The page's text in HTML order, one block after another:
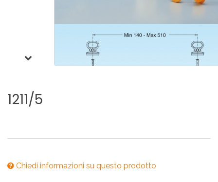
1211/5
Chiedi informazioni su questo prodotto